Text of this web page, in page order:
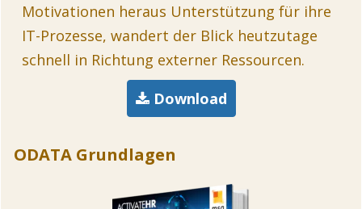
Motivationen heraus Unterstützung für ihre
IT-Prozesse, wandert der Blick heutzutage
schnell in Richtung externer Ressourcen.
Download
ODATA Grundlagen